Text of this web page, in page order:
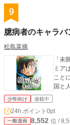
9
臆病者のキャラバ
松島菜摘
「未
ミア
こと
国と
少年向け 連載中
24h.ポイント 0pt
一般漫画 8,552 位 /